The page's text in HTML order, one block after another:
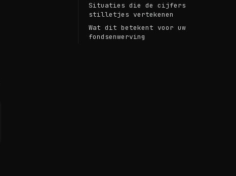
Situaties die de cijfers
stilletjes vertekenen
Wat dit betekent voor uw
fondsenwerving